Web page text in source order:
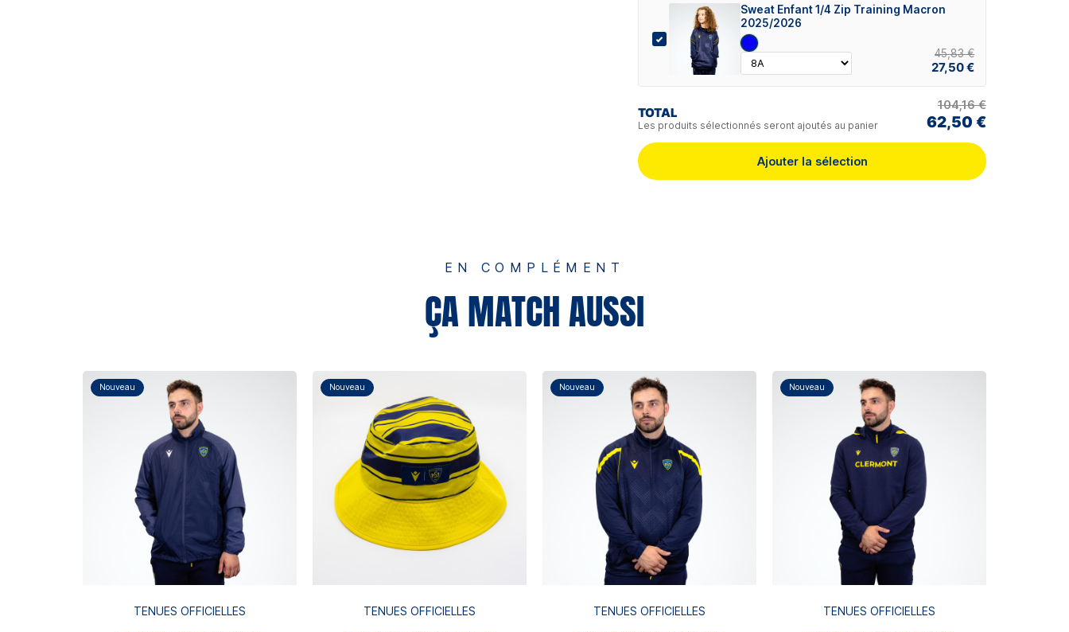
Sweat Enfant 1/4 Zip Training Macron
2025/2026
45,83 €
27,50 €
TOTAL
Les produits sélectionnés seront ajoutés au panier
104,16 €
62,50 €
Ajouter la sélection
EN COMPLÉMENT
ÇA MATCH AUSSI
Nouveau
TENUES OFFICIELLES
Nouveau
TENUES OFFICIELLES
Nouveau
TENUES OFFICIELLES
Nouveau
TENUES OFFICIELLES